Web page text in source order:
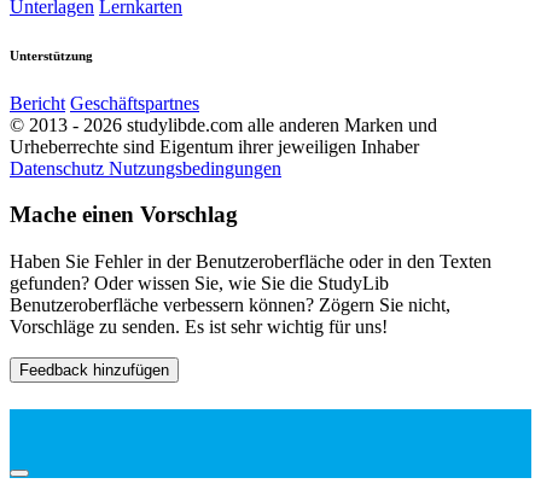
Unterlagen Lernkarten
Unterstützung
Bericht Geschäftspartnes
© 2013 - 2026 studylibde.com alle anderen Marken und
Urheberrechte sind Eigentum ihrer jeweiligen Inhaber
Datenschutz Nutzungsbedingungen
Mache einen Vorschlag
Haben Sie Fehler in der Benutzeroberfläche oder in den Texten
gefunden? Oder wissen Sie, wie Sie die StudyLib
Benutzeroberfläche verbessern können? Zögern Sie nicht,
Vorschläge zu senden. Es ist sehr wichtig für uns!
Feedback hinzufügen